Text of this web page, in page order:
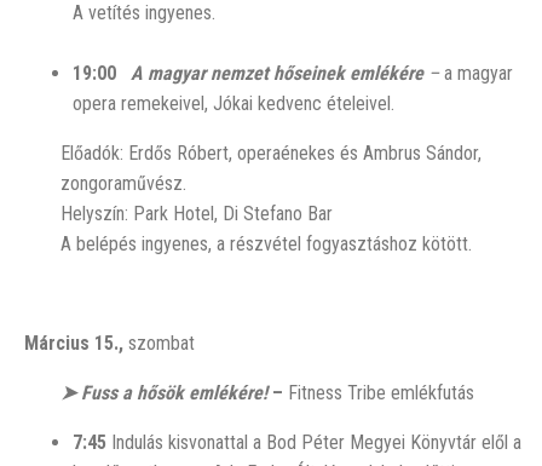
A vetítés ingyenes.
19:00 A magyar nemzet hőseinek emlékére–a magyar
opera remekeivel, Jókai kedvenc ételeivel.
Előadók: Erdős Róbert, operaénekes és Ambrus Sándor,
zongoraművész.
Helyszín: Park Hotel, Di Stefano Bar
A belépés ingyenes, a részvétel fogyasztáshoz kötött.
Március 15., szombat
➤ Fuss a hősök emlékére!– Fitness Tribe emlékfutás
7:45 Indulás kisvonattal a Bod Péter Megyei Könyvtár elől a